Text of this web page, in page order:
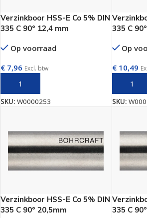
Verzinkboor HSS-E Co 5% DIN
335 C 90° 12,4 mm
Op voorraad
€ 7,96 Excl. btw
SKU: W0000253
335 C
Op
€10,49
SKU:
Verzinkboor HSS-E Co 5% DIN
335 C 90° 20,5mm
335 C